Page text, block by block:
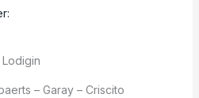
Lodigin
– Garay – Criscito